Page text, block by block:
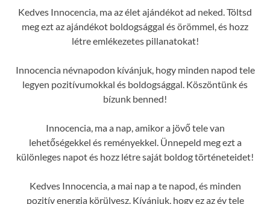
Kedves Innocencia, ma az élet ajándékot ad neked. Töltsd
meg ezt az ajándékot boldogsággal és örömmel, és hozz
létre emlékezetes pillanatokat!
Innocencia névnapodon kívánjuk, hogy minden napod tele
legyen pozitívumokkal és boldogsággal. Köszöntünk és
bízunk benned!
Innocencia, ma a nap, amikor a jövő tele van
lehetőségekkel és reményekkel. Ünnepeld meg ezt a
különleges napot és hozz létre saját boldog történeteidet!
Kedves Innocencia, a mai nap a te napod, és minden
pozitív energia körülvesz. Kívánjuk, hogy ez az év tele